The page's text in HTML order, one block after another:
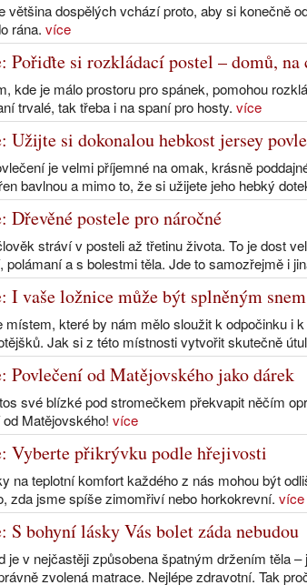
většina dospělých vchází proto, aby si konečně
rána. více
Pořiďte si rozkládací postel – domů, na
kde je málo prostoru pro spánek, pomohou
trvalé, tak třeba i na spaní pro hosty. více
Užijte si dokonalou hebkost jersey
je velmi příjemné na omak, krásně
bavlnou a mimo to, že si užijete jeho hebký
Dřevěné postele pro náročné
stráví v posteli až třetinu života. To je dost
polámaní a s bolestmi těla. Jde to samozřejmě i
I vaše ložnice může být splněným snem
místem, které by nám mělo sloužit k odpočinku i
Jak si z této místnosti vytvořit skutečně
Povlečení od Matějovského jako dárek
své blízké pod stromečkem překvapit něčím
Matějovského! více
Vyberte přikrývku podle hřejivosti
na teplotní komfort každého z nás mohou být
zda jsme spíše zimomřiví nebo horkokrevní. více
S bohyní lásky Vás bolet záda nebudou
je v nejčastěji způsobena špatným držením těla
zvolená matrace. Nejlépe zdravotní. Tak